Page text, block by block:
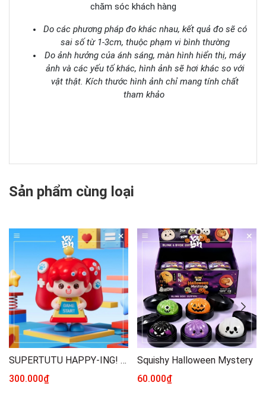
chăm sóc khách hàng
Do các phương pháp đo khác nhau, kết quả đo sẽ có
sai số từ 1-3cm, thuộc phạm vi bình thường
Do ảnh hưởng của ánh sáng, màn hình hiển thị, máy
ảnh và các yếu tố khác, hình ảnh sẽ hơi khác so với
vật thật. Kích thước hình ảnh chỉ mang tính chất
tham khảo
Sản phẩm cùng loại
SUPERTUTU HAPPY-ING! Series Figures - POP MART
300.000₫
Squishy Halloween Mystery
60.000₫